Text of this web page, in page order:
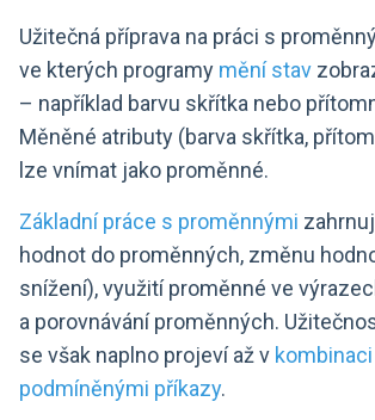
Užitečná příprava na práci s
ve kterých programy mění stav
– například barvu skřítka nebo
Měněné atributy (barva skřítka,
lze vnímat jako proměnné.
Základní práce s proměnnými
hodnot do proměnných, změnu
snížení), využití proměnné ve
a porovnávání proměnných.
se však naplno projeví až v
podmíněnými příkazy.